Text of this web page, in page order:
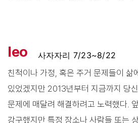
leo
사자자리 7/23~8/22
친척이나 가정, 혹은 주거 문제들이 삶
있었겠지만 2013년부터 지금까지 당
문제에 매달려 해결하려고 노력했다.
강구했지만 특정 장소나 사람들 또는